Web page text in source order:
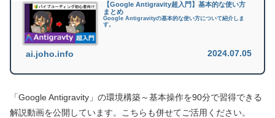
【Google Antigravity超入門】基本的な使い方
まとめ
Google Antigravityの基本的な使い方について紹介しま
す。
ai.joho.info 2024.07.05
「Google Antigravity」の環境構築～基本操作を90分で習得できる
解説動画を公開しています。こちらも併せてご活用ください。